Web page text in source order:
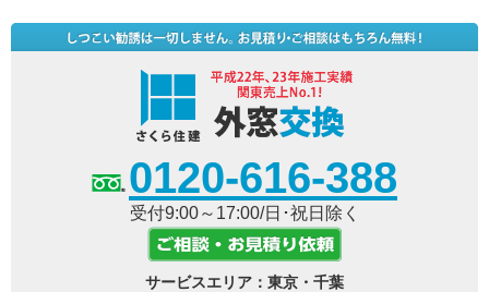
0120-616-388
受付9:00～17:00/日･祝日除く
サービスエリア：東京・千葉